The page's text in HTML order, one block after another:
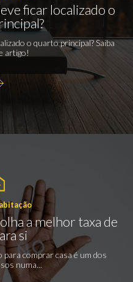
ficar localizado o
o quarto principal? Saiba
artigo!
a melhor taxa de
si
comprar casa é um dos
numa...